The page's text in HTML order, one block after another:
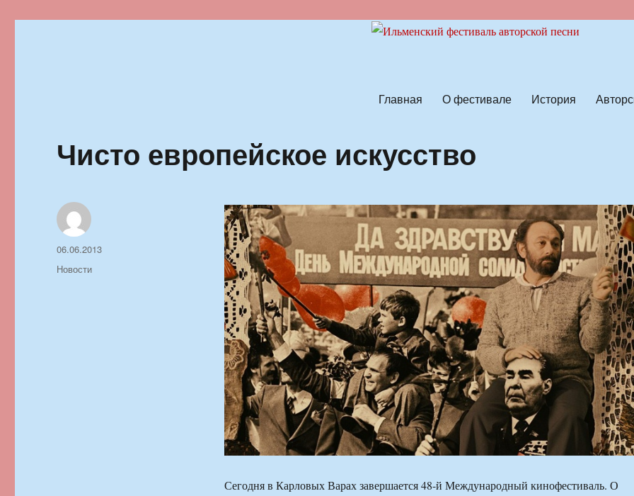
Главная О фестивале История
Чисто европейское искусство
Сегодня в Карловых Варах завершается 48-й Международный кинофестиваль. О
Автор
Опубликовано
06.06.2013
Рубрики
Новости